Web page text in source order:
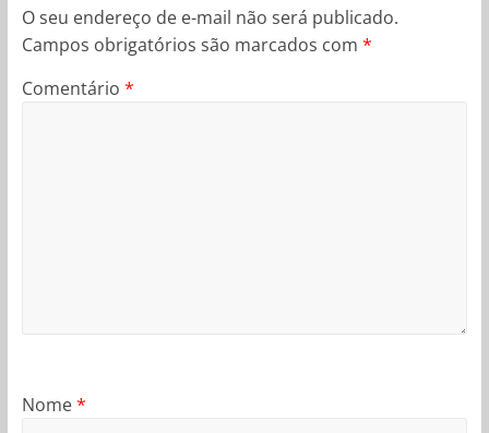
O seu endereço de e-mail não será publicado.
Campos obrigatórios são marcados com *
Comentário *
Nome*